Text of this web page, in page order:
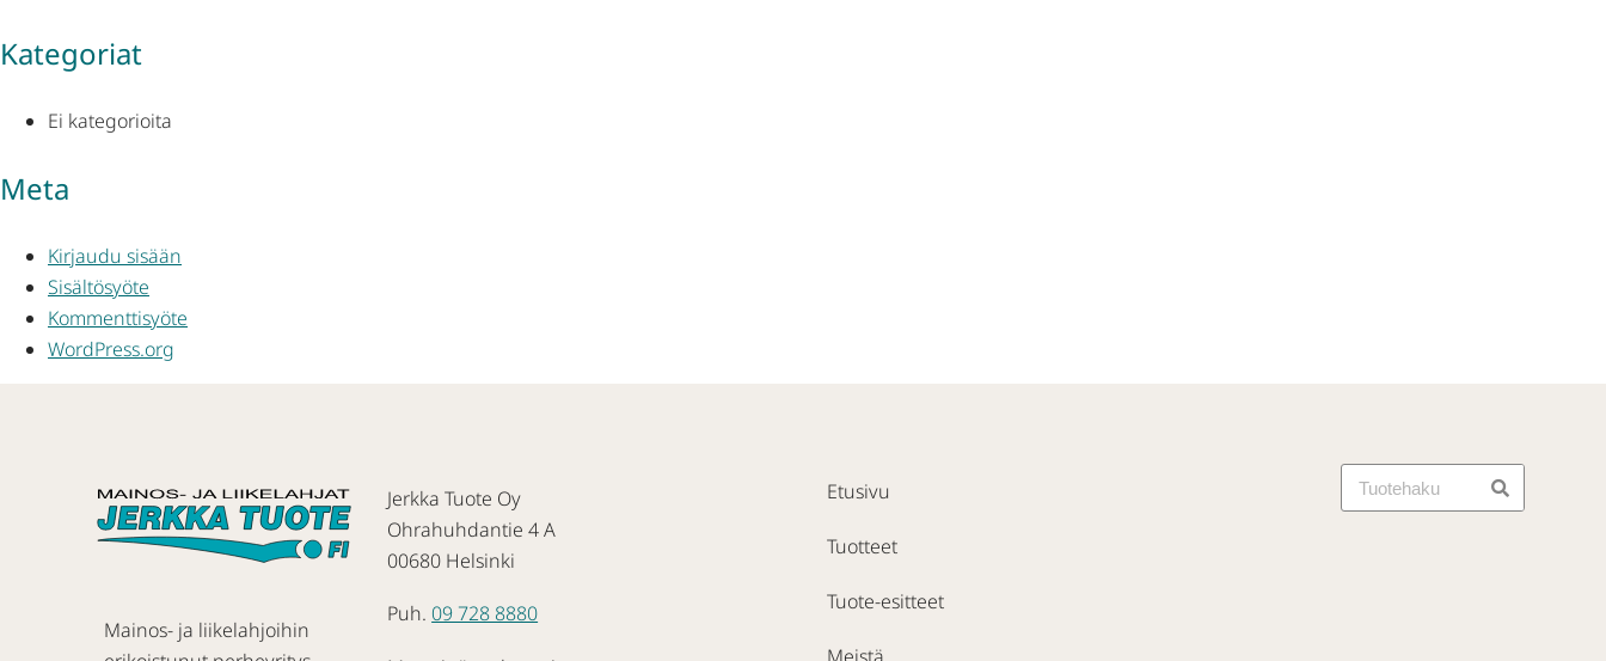
Kategoriat
Ei kategorioita
Meta
Kirjaudu sisään
Sisältösyöte
Kommenttisyöte
WordPress.org
Mainos- ja liikelahjoihin
Jerkka Tuote Oy
Ohrahuhdantie 4 A
00680 Helsinki
Puh. 09 728 8880
Etusivu
Tuotteet
Tuote-esitteet